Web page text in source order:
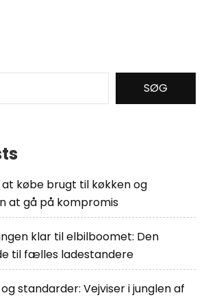
SØG
købe brugt til køkken og
at gå på kompromis
klar til elbilboomet: Den
til fælles ladestandere
standarder: Vejviser i junglen af